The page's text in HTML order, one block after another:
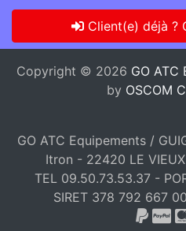
Client(e) déjà ?
Copyright © 2026 GO ATC
by OSCOM
GO ATC Equipements /
Itron - 22420 LE
TEL 09.50.73.53.37 -
SIRET 378 792 667